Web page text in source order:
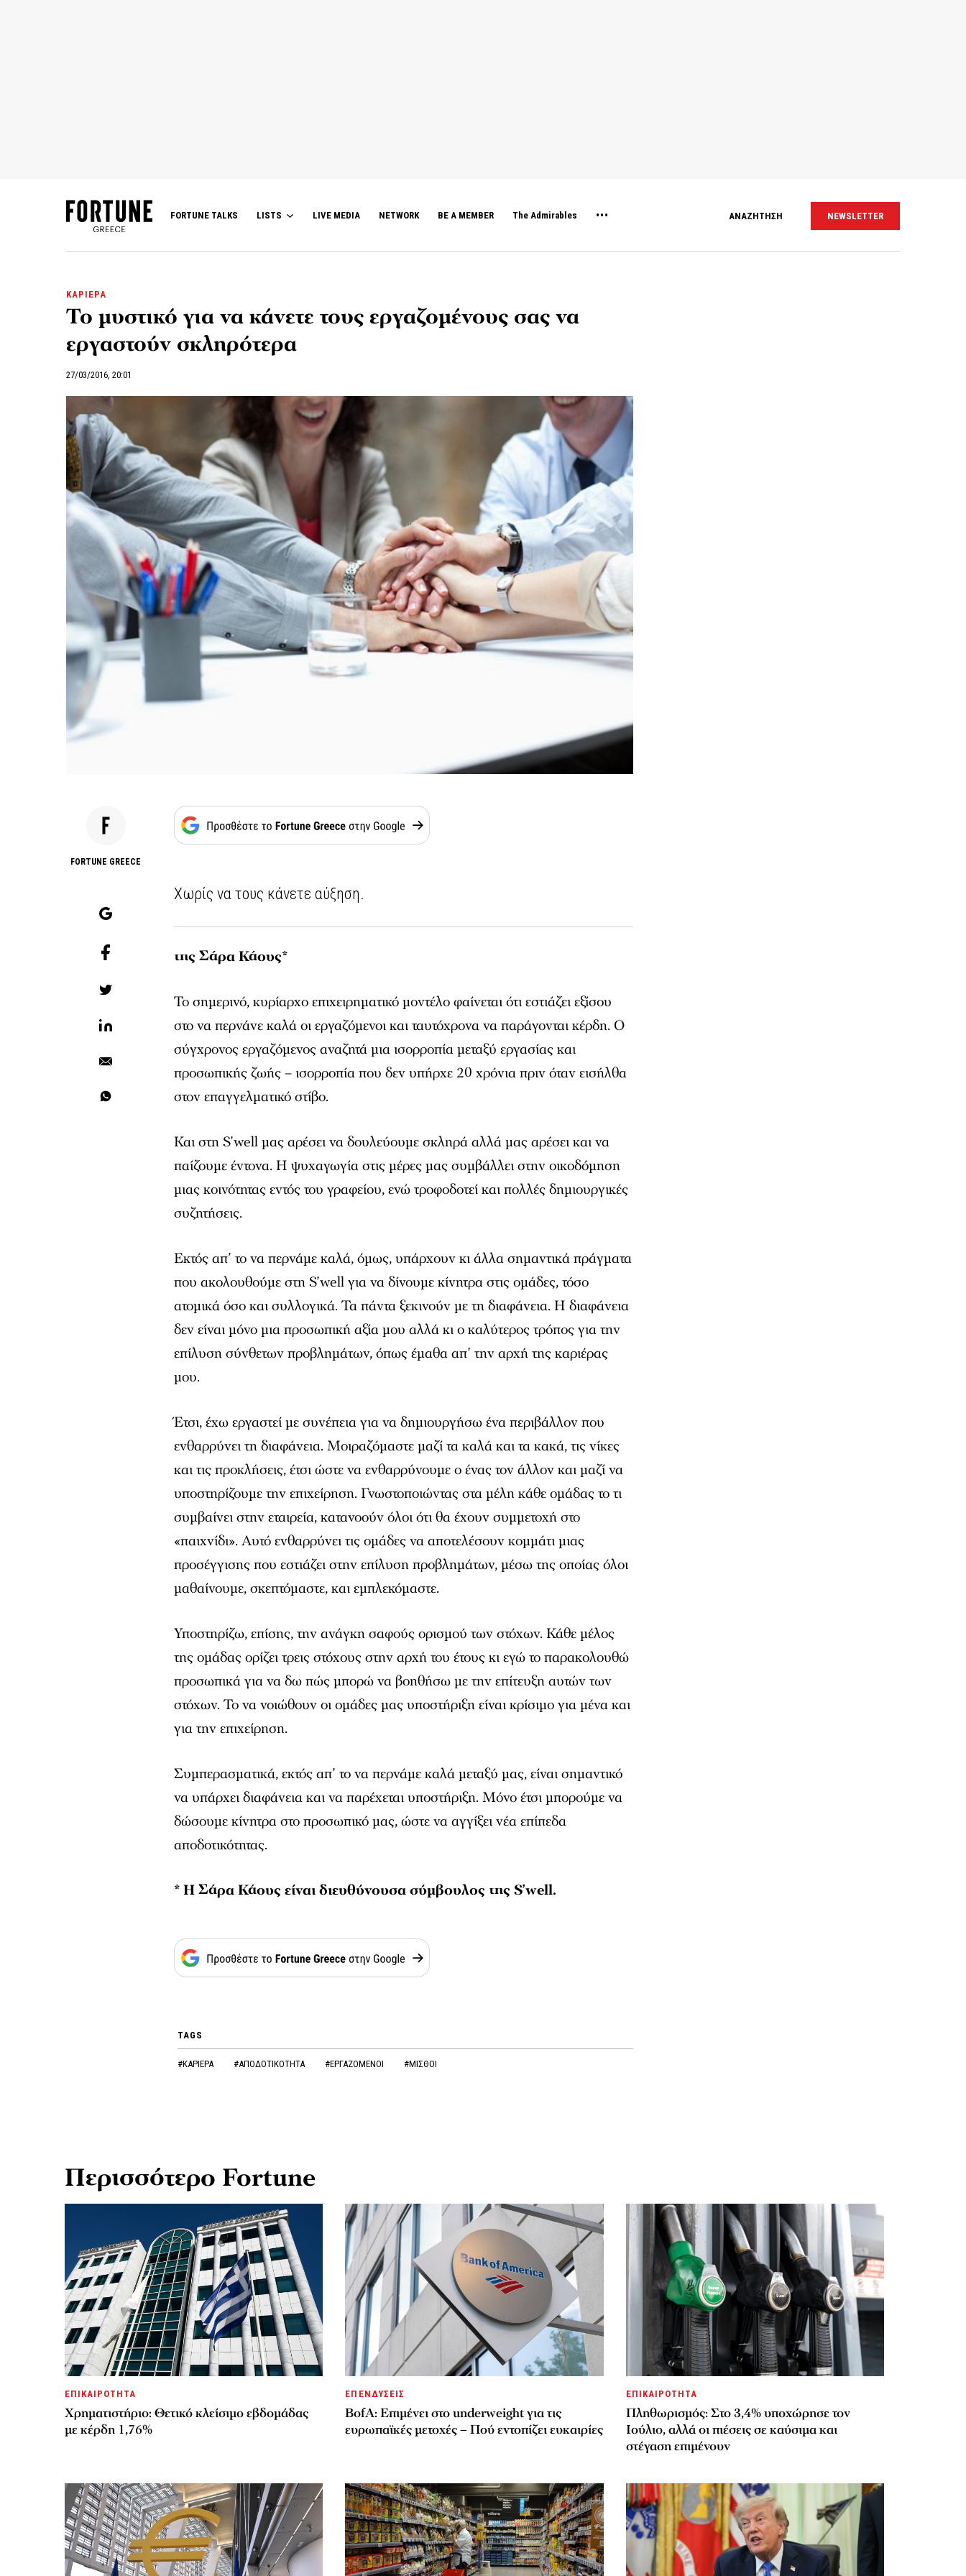
FORTUNE TALKS LISTS LIVE MEDIA NETWORK BE A MEMBER The Admirables ΑΝΑΖΗΤΗΣΗ NEWSLETTER
ΚΑΡΙΕΡΑ
Το μυστικό για να κάνετε τους εργαζομένους σας να
εργαστούν σκληρότερα
27/03/2016, 20:01
FORTUNE GREECE
Χωρίς να τους κάνετε αύξηση.
της Σάρα Κάους*
Το σημερινό, κυρίαρχο επιχειρηματικό μοντέλο φαίνεται ότι εστιάζει εξίσου
στο να περνάνε καλά οι εργαζόμενοι και ταυτόχρονα να παράγονται κέρδη. Ο
σύγχρονος εργαζόμενος αναζητά μια ισορροπία μεταξύ εργασίας και
προσωπικής ζωής – ισορροπία που δεν υπήρχε 20 χρόνια πριν όταν εισήλθα
στον επαγγελματικό στίβο.
Και στη S’well μας αρέσει να δουλεύουμε σκληρά αλλά μας αρέσει και να
παίζουμε έντονα. Η ψυχαγωγία στις μέρες μας συμβάλλει στην οικοδόμηση
μιας κοινότητας εντός του γραφείου, ενώ τροφοδοτεί και πολλές δημιουργικές
συζητήσεις.
Εκτός απ’ το να περνάμε καλά, όμως, υπάρχουν κι άλλα σημαντικά πράγματα
που ακολουθούμε στη S’well για να δίνουμε κίνητρα στις ομάδες, τόσο
ατομικά όσο και συλλογικά. Τα πάντα ξεκινούν με τη διαφάνεια. Η διαφάνεια
δεν είναι μόνο μια προσωπική αξία μου αλλά κι ο καλύτερος τρόπος για την
επίλυση σύνθετων προβλημάτων, όπως έμαθα απ’ την αρχή της καριέρας
μου.
Έτσι, έχω εργαστεί με συνέπεια για να δημιουργήσω ένα περιβάλλον που
ενθαρρύνει τη διαφάνεια. Μοιραζόμαστε μαζί τα καλά και τα κακά, τις νίκες
και τις προκλήσεις, έτσι ώστε να ενθαρρύνουμε ο ένας τον άλλον και μαζί να
υποστηρίζουμε την επιχείρηση. Γνωστοποιώντας στα μέλη κάθε ομάδας το τι
συμβαίνει στην εταιρεία, κατανοούν όλοι ότι θα έχουν συμμετοχή στο
«παιχνίδι». Αυτό ενθαρρύνει τις ομάδες να αποτελέσουν κομμάτι μιας
προσέγγισης που εστιάζει στην επίλυση προβλημάτων, μέσω της οποίας όλοι
μαθαίνουμε, σκεπτόμαστε, και εμπλεκόμαστε.
Υποστηρίζω, επίσης, την ανάγκη σαφούς ορισμού των στόχων. Κάθε μέλος
της ομάδας ορίζει τρεις στόχους στην αρχή του έτους κι εγώ το παρακολουθώ
προσωπικά για να δω πώς μπορώ να βοηθήσω με την επίτευξη αυτών των
στόχων. Το να νοιώθουν οι ομάδες μας υποστήριξη είναι κρίσιμο για μένα και
για την επιχείρηση.
Συμπερασματικά, εκτός απ’ το να περνάμε καλά μεταξύ μας, είναι σημαντικό
να υπάρχει διαφάνεια και να παρέχεται υποστήριξη. Μόνο έτσι μπορούμε να
δώσουμε κίνητρα στο προσωπικό μας, ώστε να αγγίξει νέα επίπεδα
αποδοτικότητας.
* Η Σάρα Κάους είναι διευθύνουσα σύμβουλος της S’well.
TAGS
#ΚΑΡΙΕΡΑ #ΑΠΟΔΟΤΙΚΟΤΗΤΑ #ΕΡΓΑΖΟΜΕΝΟΙ #ΜΙΣΘΟΙ
Περισσότερο Fortune
ΕΠΙΚΑΙΡΟΤΗΤΑ
Χρηματιστήριο: Θετικό κλείσιμο εβδομάδας
με κέρδη 1,76%
ΕΠΕΝΔΥΣΕΙΣ
BofA: Επιμένει στο underweight για τις
ευρωπαϊκές μετοχές – Πού εντοπίζει ευκαιρίες
ΕΠΙΚΑΙΡΟΤΗΤΑ
Πληθωρισμός: Στο 3,4% υποχώρησε τον
Ιούλιο, αλλά οι πιέσεις σε καύσιμα και
στέγαση επιμένουν